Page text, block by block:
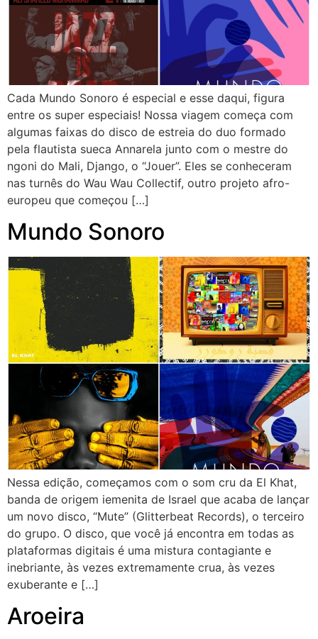
Cada Mundo Sonoro é especial e esse daqui, figura
entre os super especiais! Nossa viagem começa com
algumas faixas do disco de estreia do duo formado
pela flautista sueca Annarela junto com o mestre do
ngoni do Mali, Django, o “Jouer”. Eles se conheceram
nas turnês do Wau Wau Collectif, outro projeto afro-
europeu que começou […]
Mundo Sonoro
Nessa edição, começamos com o som cru da El Khat,
banda de origem iemenita de Israel que acaba de lançar
um novo disco, “Mute” (Glitterbeat Records), o terceiro
do grupo. O disco, que você já encontra em todas as
plataformas digitais é uma mistura contagiante e
inebriante, às vezes extremamente crua, às vezes
exuberante e […]
Aroeira